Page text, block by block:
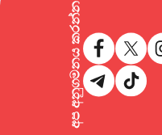
අප අනුගමනය කරන්න